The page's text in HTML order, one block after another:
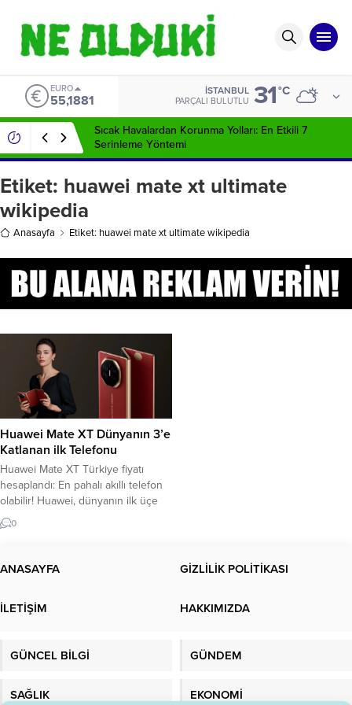
EURO
55,1881
İSTANBUL
PARÇALI BULUTLU 31°C
Sıcak Havalardan Korunma Yolları: En Etkili 7
Serinleme Yöntemi
Etiket: huawei mate xt ultimate
wikipedia
Anasayfa Etiket: huawei mate xt ultimate wikipedia
Huawei Mate XT Dünyanın 3’e
Katlanan ilk Telefonu
Huawei Mate XT Türkiye fiyatı
hesaplandı: En pahalı akıllı telefon
olabilir! Huawei, dünyanın ilk üçe
katlanır akıllı telefonu olan “Mate
XT” modelini piyasaya çıkardı. Hem
ekranlı yapısı, cihazı isteğe bağlı
özgürlüğü sunuyor. Peki Huawei...
0
ANASAYFA GİZLİLİK POLİTİKASI
İLETİŞİM HAKKIMIZDA
GÜNCEL BİLGİ GÜNDEM
SAĞLIK EKONOMİ